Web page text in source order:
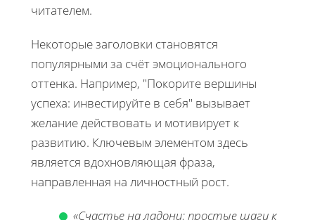
читателем.
Некоторые заголовки становятся
популярными за счёт эмоционального
оттенка. Например, "Покорите вершины
успеха: инвестируйте в себя" вызывает
желание действовать и мотивирует к
развитию. Ключевым элементом здесь
является вдохновляющая фраза,
направленная на личностный рост.
«Счастье на ладони: простые шаги к